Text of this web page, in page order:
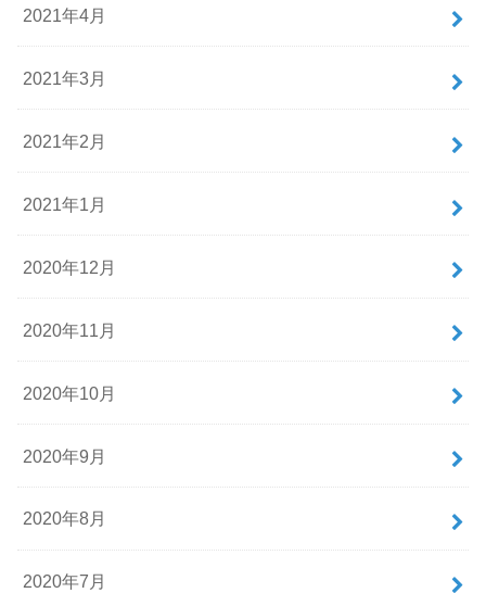
2021年4月
2021年3月
2021年2月
2021年1月
2020年12月
2020年11月
2020年10月
2020年9月
2020年8月
2020年7月